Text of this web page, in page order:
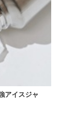
アイスジャ